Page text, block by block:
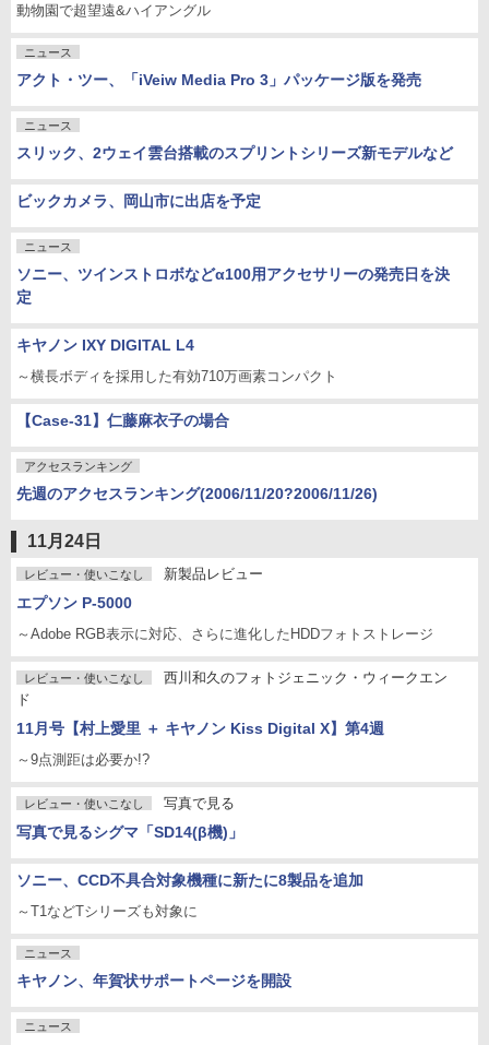
動物園で超望遠&ハイアングル
ニュース
アクト・ツー、「iVeiw Media Pro 3」パッケージ版を発売
ニュース
スリック、2ウェイ雲台搭載のスプリントシリーズ新モデルなど
ビックカメラ、岡山市に出店を予定
ニュース
ソニー、ツインストロボなどα100用アクセサリーの発売日を決
定
キヤノン IXY DIGITAL L4
～横長ボディを採用した有効710万画素コンパクト
【Case-31】仁藤麻衣子の場合
アクセスランキング
先週のアクセスランキング(2006/11/20?2006/11/26)
11月24日
レビュー・使いこなし 新製品レビュー
エプソン P-5000
～Adobe RGB表示に対応、さらに進化したHDDフォトストレージ
レビュー・使いこなし
西川和久のフォトジェニック・ウィークエン
ド
11月号【村上愛里 ＋ キヤノン Kiss Digital X】第4週
～9点測距は必要か!?
レビュー・使いこなし 写真で見る
写真で見るシグマ「SD14(β機)」
ソニー、CCD不具合対象機種に新たに8製品を追加
～T1などTシリーズも対象に
ニュース
キヤノン、年賀状サポートページを開設
ニュース